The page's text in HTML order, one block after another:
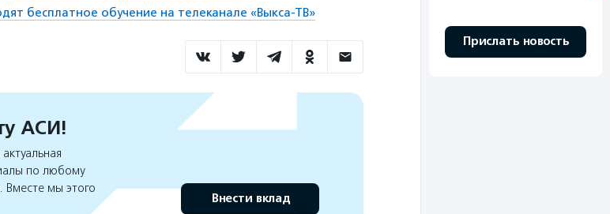
бесплатное обучение на телеканале «Выкса-ТВ»
АСИ!
по любому
Вместе мы этого
Внести вклад
Прислать новость